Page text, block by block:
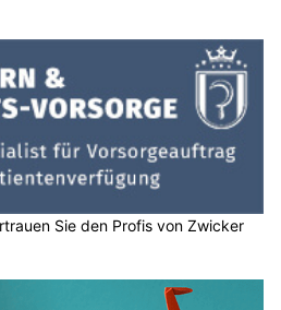
Sie den Profis von Zwicker